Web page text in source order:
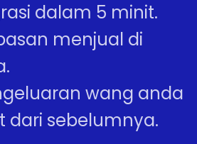
dalam 5 minit.
menjual di
wang anda
dari sebelumnya.